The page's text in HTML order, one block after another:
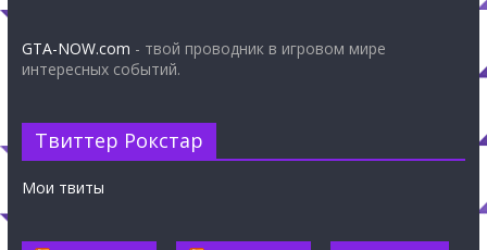
GTA-NOW.com - твой проводник в игровом мире
интересных событий.
Твиттер Рокстар
Мои твиты